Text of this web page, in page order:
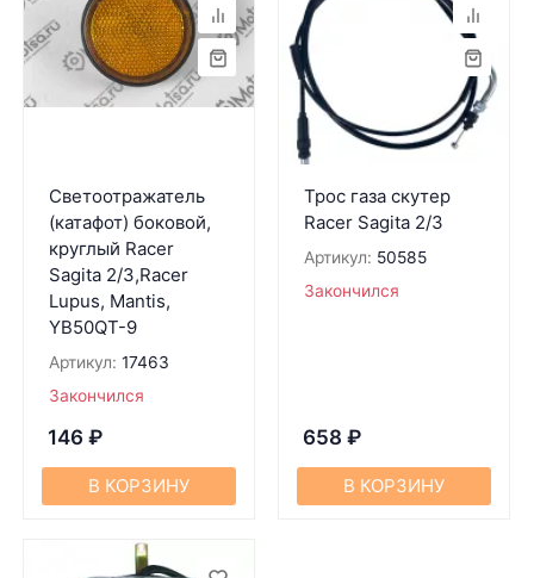
Светоотражатель
(катафот) боковой,
круглый Racer
Sagita 2/3,Racer
Lupus, Mantis,
YB50QT-9
Артикул: 17463
Закончился
146 ₽
В КОРЗИНУ
Трос газа скутер
Racer Sagita 2/3
Артикул: 50585
Закончился
658 ₽
В КОРЗИНУ